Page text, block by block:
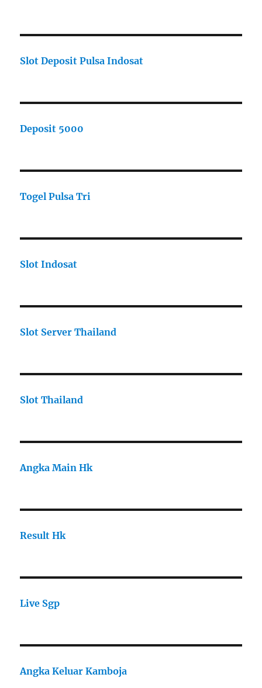
Slot Deposit Pulsa Indosat
Deposit 5000
Togel Pulsa Tri
Slot Indosat
Slot Server Thailand
Slot Thailand
Angka Main Hk
Result Hk
Live Sgp
Angka Keluar Kamboja